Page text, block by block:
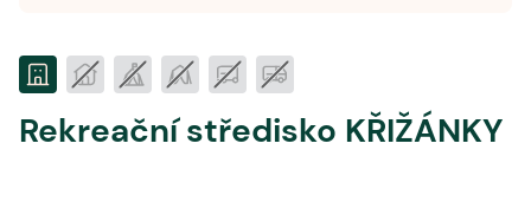
Rekreační středisko KŘIŽÁNKY